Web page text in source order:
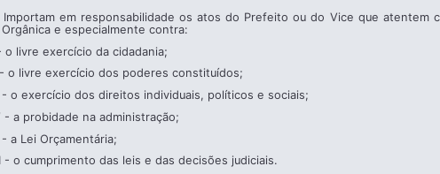
em responsabilidade os atos do Prefeito ou do Vice que atentem
e especialmente contra:
o livre exercício da cidadania;
o livre exercício dos poderes constituídos;
- o exercício dos direitos individuais, políticos e sociais;
- a probidade na administração;
- a Lei Orçamentária;
- o cumprimento das leis e das decisões judiciais.